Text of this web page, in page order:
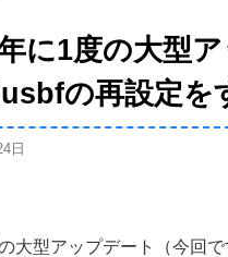
に1度の大型
の再設定を
日
大型アップデート（今回